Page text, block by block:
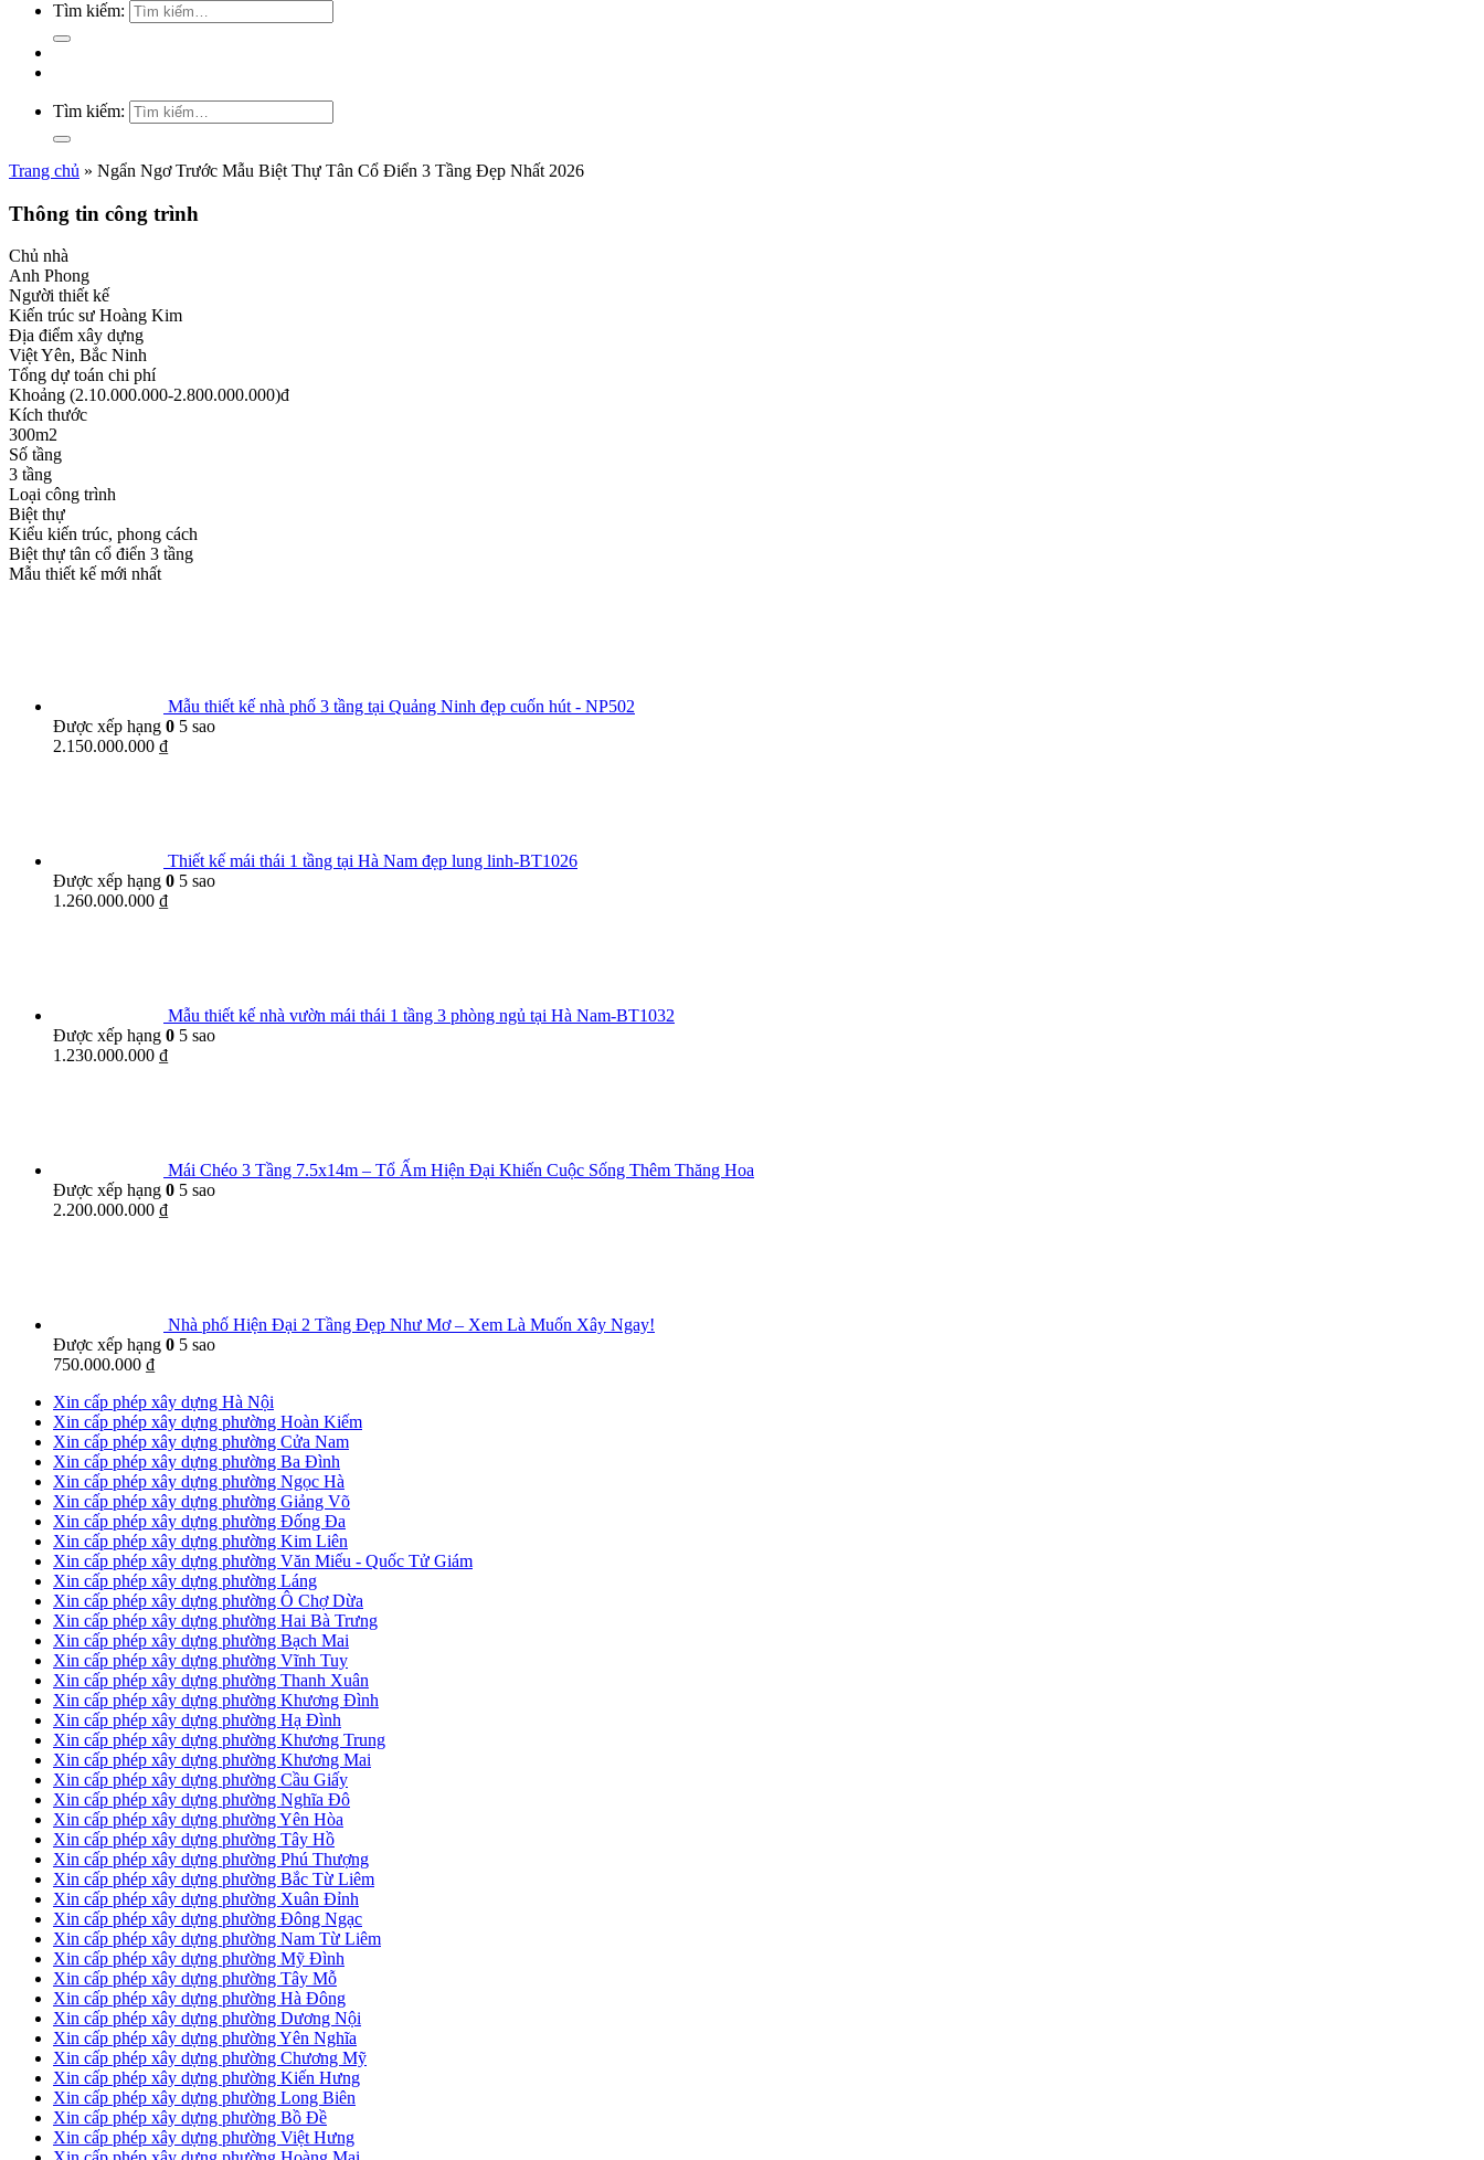
Tìm kiếm:
Tìm kiếm:
Trang chủ » Ngẩn Ngơ Trước Mẫu Biệt Thự Tân Cổ Điển 3 Tầng Đẹp Nhất 2026
Thông tin công trình
Chủ nhà
Anh Phong
Người thiết kế
Kiến trúc sư Hoàng Kim
Địa điểm xây dựng
Việt Yên, Bắc Ninh
Tổng dự toán chi phí
Khoảng (2.10.000.000-2.800.000.000)đ
Kích thước
300m2
Số tầng
3 tầng
Loại công trình
Biệt thự
Kiểu kiến trúc, phong cách
Biệt thự tân cổ điển 3 tầng
Mẫu thiết kế mới nhất
Mẫu thiết kế nhà phố 3 tầng tại Quảng Ninh đẹp cuốn hút - NP502
Được xếp hạng 0 5 sao
2.150.000.000 ₫
Thiết kế mái thái 1 tầng tại Hà Nam đẹp lung linh-BT1026
Được xếp hạng 0 5 sao
1.260.000.000 ₫
Mẫu thiết kế nhà vườn mái thái 1 tầng 3 phòng ngủ tại Hà Nam-BT1032
Được xếp hạng 0 5 sao
1.230.000.000 ₫
Mái Chéo 3 Tầng 7.5x14m – Tổ Ấm Hiện Đại Khiến Cuộc Sống Thêm Thăng Hoa
Được xếp hạng 0 5 sao
2.200.000.000 ₫
Nhà phố Hiện Đại 2 Tầng Đẹp Như Mơ – Xem Là Muốn Xây Ngay!
Được xếp hạng 0 5 sao
750.000.000 ₫
Xin cấp phép xây dựng Hà Nội
Xin cấp phép xây dựng phường Hoàn Kiếm
Xin cấp phép xây dựng phường Cửa Nam
Xin cấp phép xây dựng phường Ba Đình
Xin cấp phép xây dựng phường Ngọc Hà
Xin cấp phép xây dựng phường Giảng Võ
Xin cấp phép xây dựng phường Đống Đa
Xin cấp phép xây dựng phường Kim Liên
Xin cấp phép xây dựng phường Văn Miếu - Quốc Tử Giám
Xin cấp phép xây dựng phường Láng
Xin cấp phép xây dựng phường Ô Chợ Dừa
Xin cấp phép xây dựng phường Hai Bà Trưng
Xin cấp phép xây dựng phường Bạch Mai
Xin cấp phép xây dựng phường Vĩnh Tuy
Xin cấp phép xây dựng phường Thanh Xuân
Xin cấp phép xây dựng phường Khương Đình
Xin cấp phép xây dựng phường Hạ Đình
Xin cấp phép xây dựng phường Khương Trung
Xin cấp phép xây dựng phường Khương Mai
Xin cấp phép xây dựng phường Cầu Giấy
Xin cấp phép xây dựng phường Nghĩa Đô
Xin cấp phép xây dựng phường Yên Hòa
Xin cấp phép xây dựng phường Tây Hồ
Xin cấp phép xây dựng phường Phú Thượng
Xin cấp phép xây dựng phường Bắc Từ Liêm
Xin cấp phép xây dựng phường Xuân Đỉnh
Xin cấp phép xây dựng phường Đông Ngạc
Xin cấp phép xây dựng phường Nam Từ Liêm
Xin cấp phép xây dựng phường Mỹ Đình
Xin cấp phép xây dựng phường Tây Mỗ
Xin cấp phép xây dựng phường Hà Đông
Xin cấp phép xây dựng phường Dương Nội
Xin cấp phép xây dựng phường Yên Nghĩa
Xin cấp phép xây dựng phường Chương Mỹ
Xin cấp phép xây dựng phường Kiến Hưng
Xin cấp phép xây dựng phường Long Biên
Xin cấp phép xây dựng phường Bồ Đề
Xin cấp phép xây dựng phường Việt Hưng